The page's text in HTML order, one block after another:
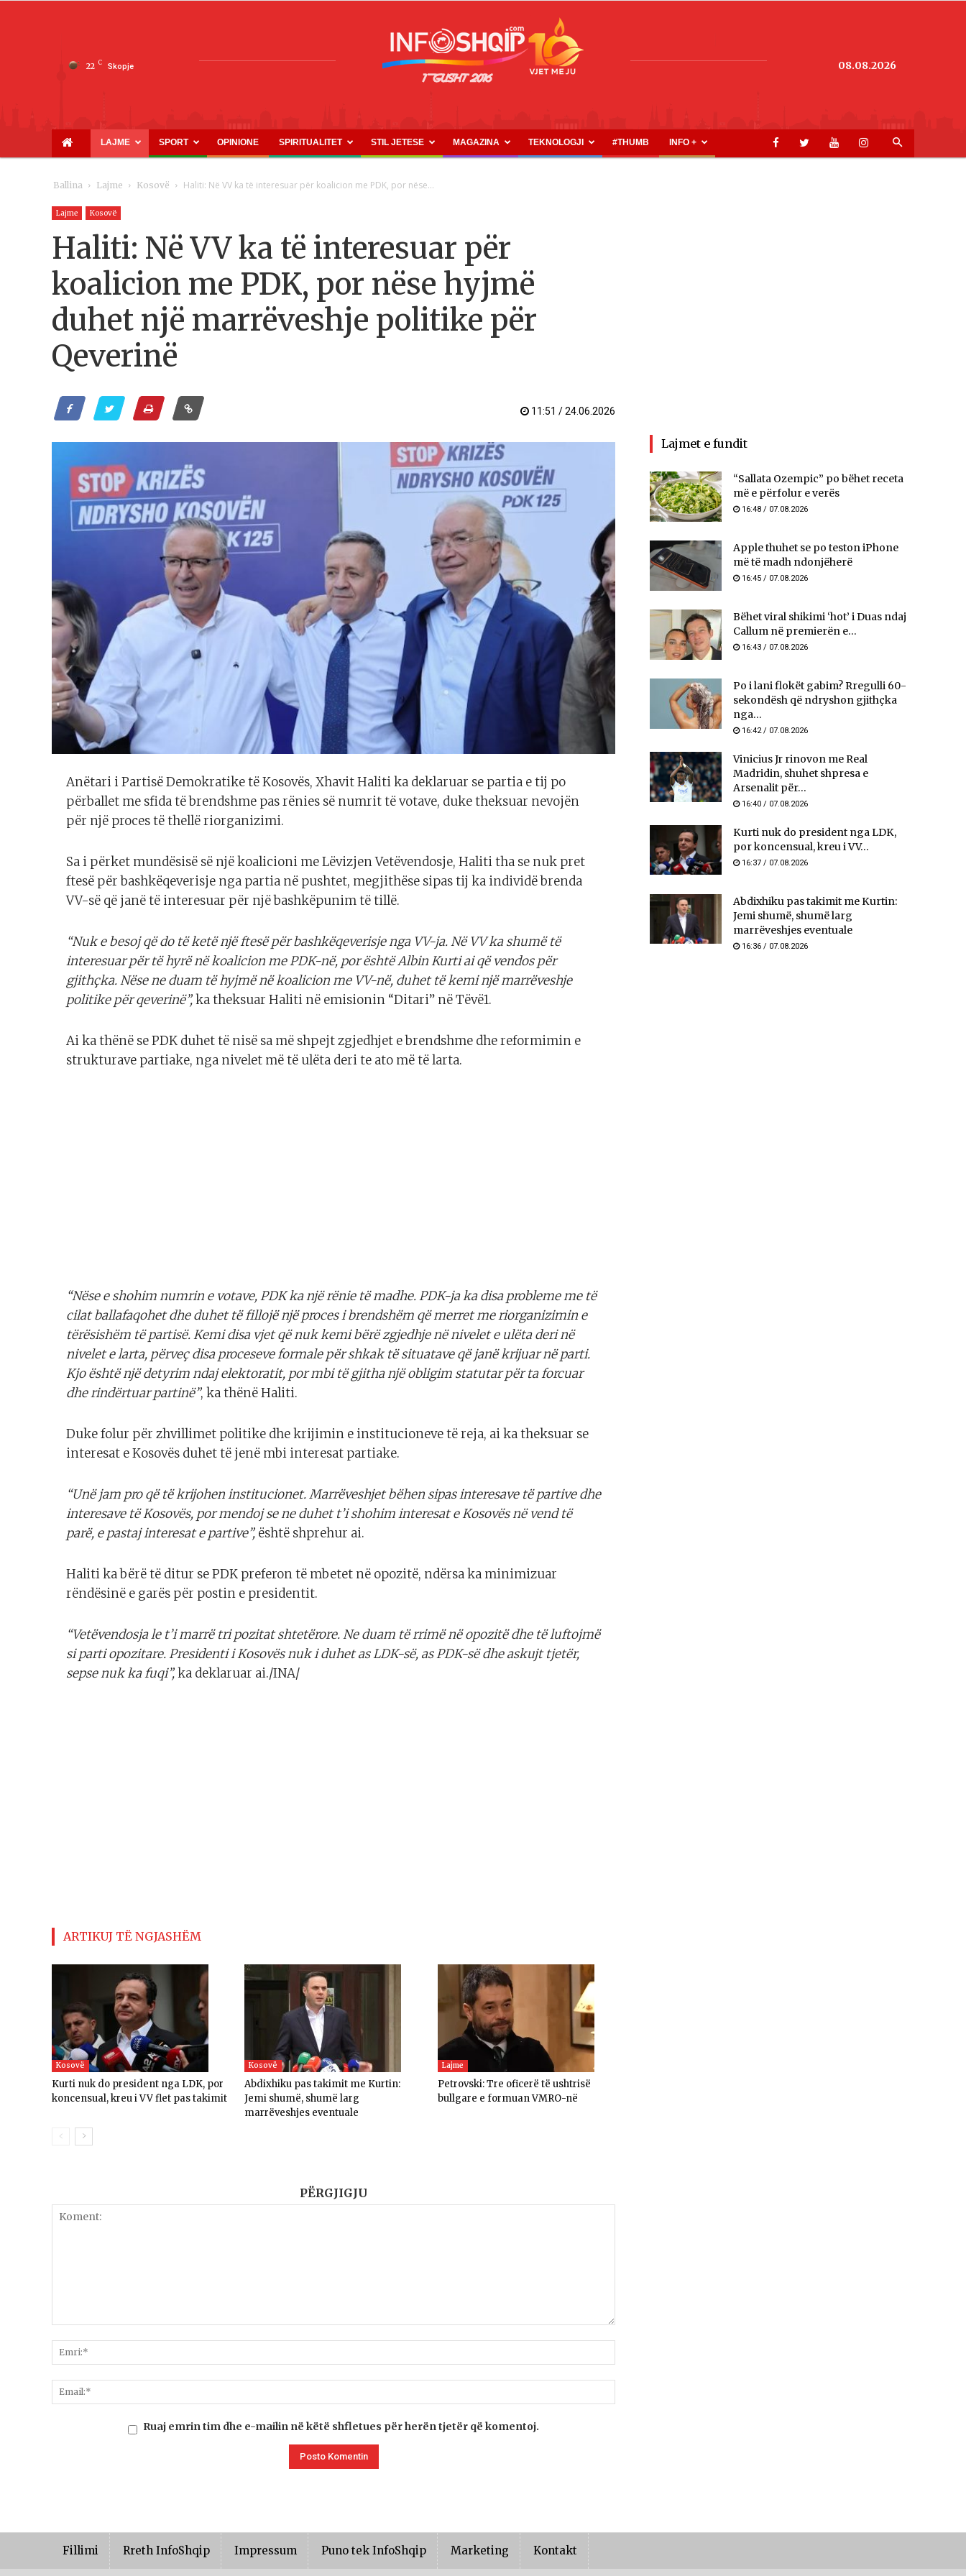
22 C Skopje
INFOSHQIP.COM
08.08.2026
LAJME SPORT OPINIONE SPIRITUALITET STIL JETESE MAGAZINA TEKNOLOGJI #THUMB INFO +
Ballina Lajme Kosovë Haliti: Në VV ka të interesuar për koalicion me PDK, por nëse...
Lajme Kosovë
Haliti: Në VV ka të interesuar për
koalicion me PDK, por nëse hyjmë
duhet një marrëveshje politike për
Qeverinë
11:51 / 24.06.2026
Anëtari i Partisë Demokratike të Kosovës, Xhavit Haliti ka deklaruar se partia e tij po
përballet me sfida të brendshme pas rënies së numrit të votave, duke theksuar nevojën
për një proces të thellë riorganizimi.
Sa i përket mundësisë së një koalicioni me Lëvizjen Vetëvendosje, Haliti tha se nuk pret
ftesë për bashkëqeverisje nga partia në pushtet, megjithëse sipas tij ka individë brenda
VV-së që janë të interesuar për një bashkëpunim të tillë.
“Nuk e besoj që do të ketë një ftesë për bashkëqeverisje nga VV-ja. Në VV ka shumë të
interesuar për të hyrë në koalicion me PDK-në, por është Albin Kurti ai që vendos për
gjithçka. Nëse ne duam të hyjmë në koalicion me VV-në, duhet të kemi një marrëveshje
politike për qeverinë”,ka theksuar Haliti në emisionin “Ditari” në Tëvë1.
Ai ka thënë se PDK duhet të nisë sa më shpejt zgjedhjet e brendshme dhe reformimin e
strukturave partiake, nga nivelet më të ulëta deri te ato më të larta.
“Nëse e shohim numrin e votave, PDK ka një rënie të madhe. PDK-ja ka disa probleme me të
cilat ballafaqohet dhe duhet të fillojë një proces i brendshëm që merret me riorganizimin e
tërësishëm të partisë. Kemi disa vjet që nuk kemi bërë zgjedhje në nivelet e ulëta deri në
nivelet e larta, përveç disa proceseve formale për shkak të situatave që janë krijuar në parti.
Kjo është një detyrim ndaj elektoratit, por mbi të gjitha një obligim statutar për ta forcuar
dhe rindërtuar partinë”, ka thënë Haliti.
Duke folur për zhvillimet politike dhe krijimin e institucioneve të reja, ai ka theksuar se
interesat e Kosovës duhet të jenë mbi interesat partiake.
“Unë jam pro që të krijohen institucionet. Marrëveshjet bëhen sipas interesave të partive dhe
interesave të Kosovës, por mendoj se ne duhet t’i shohim interesat e Kosovës në vend të
parë, e pastaj interesat e partive”, është shprehur ai.
Haliti ka bërë të ditur se PDK preferon të mbetet në opozitë, ndërsa ka minimizuar
rëndësinë e garës për postin e presidentit.
“Vetëvendosja le t’i marrë tri pozitat shtetërore. Ne duam të rrimë në opozitë dhe të luftojmë
si parti opozitare. Presidenti i Kosovës nuk i duhet as LDK-së, as PDK-së dhe askujt tjetër,
sepse nuk ka fuqi”,ka deklaruar ai./INA/
ARTIKUJ TË NGJASHËM
Kosovë
Kurti nuk do president nga LDK, por
koncensual, kreu i VV flet pas takimit
Kosovë
Abdixhiku pas takimit me Kurtin:
Jemi shumë, shumë larg
marrëveshjes eventuale
Lajme
Petrovski: Tre oficerë të ushtrisë
bullgare e formuan VMRO-në
PËRGJIGJU
Ruaj emrin tim dhe e-mailin në këtë shfletues për herën tjetër që komentoj.
Lajmet e fundit
“Sallata Ozempic” po bëhet receta
më e përfolur e verës
16:48 / 07.08.2026
Apple thuhet se po teston iPhone
më të madh ndonjëherë
16:45 / 07.08.2026
Bëhet viral shikimi ‘hot’ i Duas ndaj
Callum në premierën e...
16:43 / 07.08.2026
Po i lani flokët gabim? Rregulli 60-
sekondësh që ndryshon gjithçka
nga...
16:42 / 07.08.2026
Vinicius Jr rinovon me Real
Madridin, shuhet shpresa e
Arsenalit për...
16:40 / 07.08.2026
Kurti nuk do president nga LDK,
por koncensual, kreu i VV...
16:37 / 07.08.2026
Abdixhiku pas takimit me Kurtin:
Jemi shumë, shumë larg
marrëveshjes eventuale
16:36 / 07.08.2026
Fillimi Rreth InfoShqip Impressum Puno tek InfoShqip Marketing Kontakt